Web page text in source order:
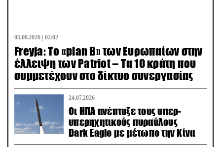
05.08.2026 | 02:02
Freyja: Το «plan Β» των Ευρωπαίων στην
έλλειψη των Patriot – Τα 10 κράτη που
συμμετέχουν στο δίκτυο συνεργασίας
24.07.2026
Οι ΗΠΑ ανέπτυξε τους υπερ-
υπερηχητικούς πυραύλους
Dark Eagle με μέτωπο την Κίνα